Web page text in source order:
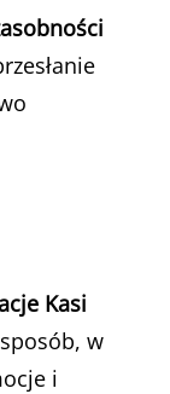
Kasi
w
i